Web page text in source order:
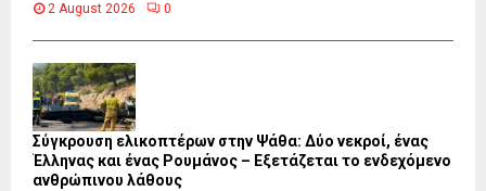
2 August 2026 0
Σύγκρουση ελικοπτέρων στην Ψάθα: Δύο νεκροί, ένας
Έλληνας και ένας Ρουμάνος – Εξετάζεται το ενδεχόμενο
ανθρώπινου λάθους